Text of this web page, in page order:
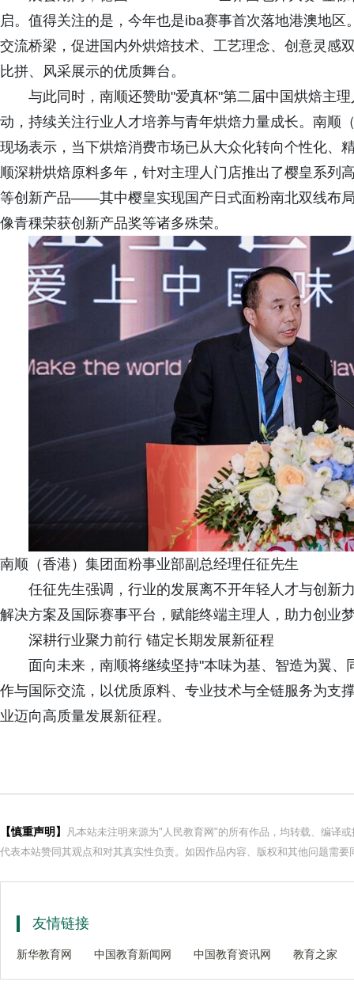
启。值得关注的是，今年也是iba赛事首次落地港澳地
交流桥梁，促进国内外烘焙技术、工艺理念、创意灵感
比拼、风采展示的优质舞台。
与此同时，南顺还赞助"爱真杯"第二届中国烘焙主
动，持续关注行业人才培养与青年烘焙力量成长。南顺
现场表示，当下烘焙消费市场已从大众化转向个性化、
顺深耕烘焙原料多年，针对主理人门店推出了樱皇系列
等创新产品——其中樱皇实现国产日式面粉南北双线布
像青稞荣获创新产品奖等诸多殊荣。
南顺（香港）集团面粉事业部副总经理任征先生
任征先生强调，行业的发展离不开年轻人才与创新
解决方案及国际赛事平台，赋能终端主理人，助力创业
深耕行业聚力前行 锚定长期发展新征程
面向未来，南顺将继续坚持"本味为基、智造为翼
作与国际交流，以优质原料、专业技术与全链服务为支
业迈向高质量发展新征程。
【慎重声明】
凡本站未注明来源为"人民教育网"的所有作品，均转载、编译
代表本站赞同其观点和对其真实性负责。如因作品内容、版权和其他问题需
友情链接
新华教育网 中国教育新闻网 中国教育资讯网 教育之家